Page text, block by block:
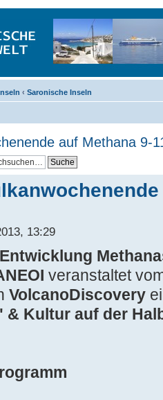
‹ Saronische Inseln
auf Methana 9-
13:29
veranstaltet
VolcanoDiscovery
& Kultur auf der